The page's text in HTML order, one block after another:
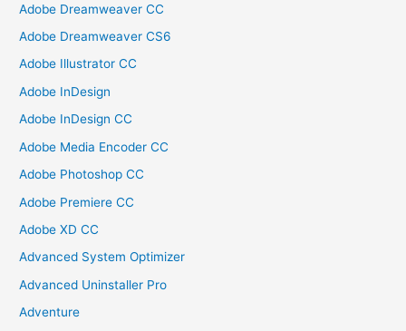
Adobe Dreamweaver CC
Adobe Dreamweaver CS6
Adobe Illustrator CC
Adobe InDesign
Adobe InDesign CC
Adobe Media Encoder CC
Adobe Photoshop CC
Adobe Premiere CC
Adobe XD CC
Advanced System Optimizer
Advanced Uninstaller Pro
Adventure